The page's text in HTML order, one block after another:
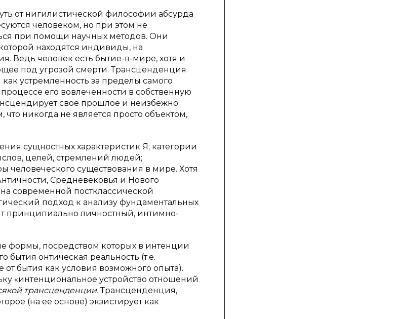
от нигилистической философии абсурда
человеком, но при этом не
при помощи научных методов. Они
находятся индивиды, на
Ведь человек есть бытие-в-мире, хотя и
под угрозой смерти. Трансценденция
устремленность за пределы самого
его вовлеченности в собственную
свое прошлое и неизбежно
никогда не является просто объектом,
сущностных характеристик Я; категории
целей, стремлений людей;
человеческого существования в мире. Хотя
Средневековья и Нового
современной постклассической
подход к анализу фундаментальных
принципиально личностный, интимно-
формы, посредством которых в интенции
онтическая реальность (т.е.
бытия как условия возможного опыта).
«интенциональное устройство отношений
трансценденции.Трансценденция,
(на ее основе) экзистирует как